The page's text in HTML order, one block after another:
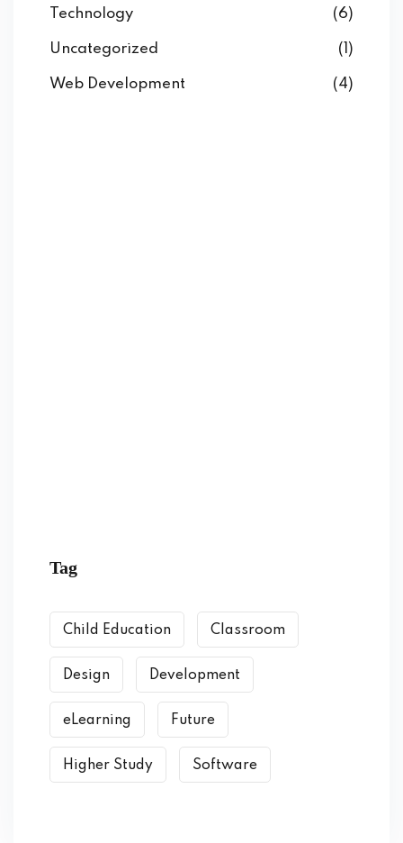
Technology (6)
Uncategorized (1)
Web Development (4)
Tag
Child Education Classroom
Design Development
eLearning Future
Higher Study Software